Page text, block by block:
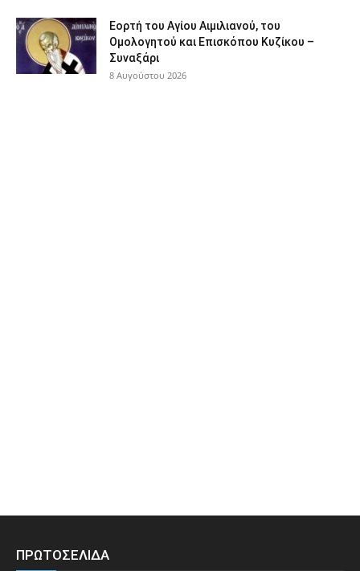
Εορτή του Αγίου Αιμιλιανού, του
Ομολογητού και Επισκόπου Κυζίκου –
Συναξάρι
8 Αυγούστου 2026
ΠΡΩΤΟΣΕΛΙΔΑ